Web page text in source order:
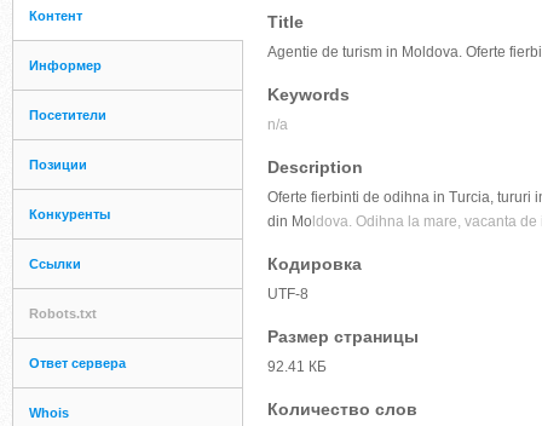
Контент
Информер
Посетители
Позиции
Конкуренты
Ссылки
Robots.txt
Ответ сервера
Whois
Title
Agentie de turism in Moldova. Oferte
Keywords
n/a
Description
Oferte fierbinti de odihna in Turcia, tururi
din Mo ldova. Odihna la mare, vacanta
Кодировка
UTF-8
Размер страницы
92.41 КБ
Количество слов